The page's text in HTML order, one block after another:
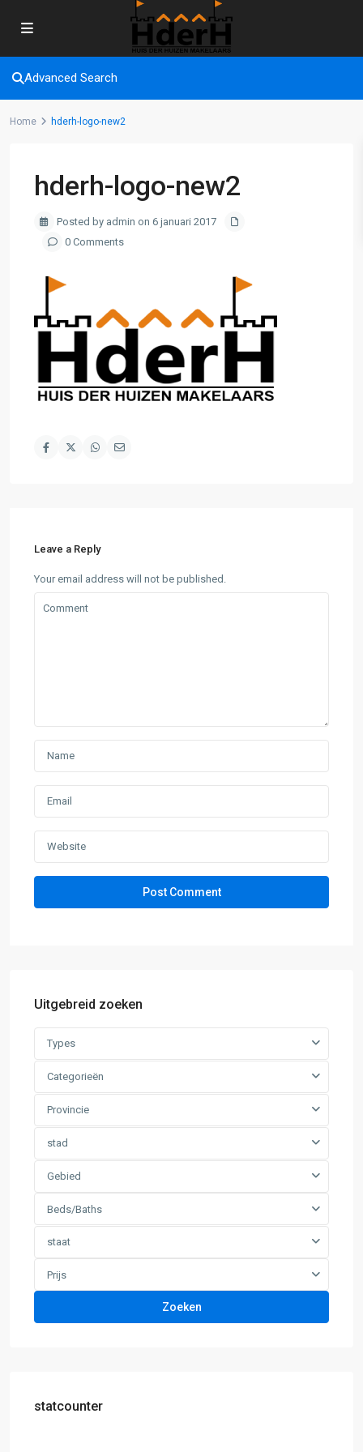
Advanced Search
Home hderh-logo-new2
hderh-logo-new2
Posted by admin on 6 januari 2017
0 Comments
Leave a Reply
Your email address will not be published.
Uitgebreid zoeken
Types
Categorieën
Provincie
stad
Gebied
Beds/Baths
staat
Prijs
Zoeken
statcounter